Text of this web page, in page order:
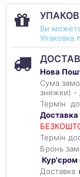
Ви можете
Упаковка
Нова
Сума
знижки) -
Термін
Доставка
Термін
Бронь
Кур'єром
Доставка